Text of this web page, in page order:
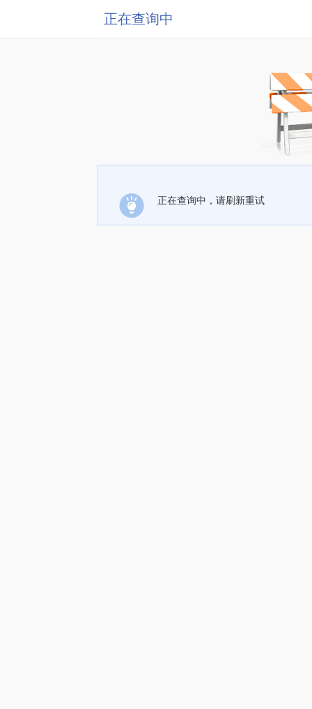
正在查询中
正在查询中，请刷新重试